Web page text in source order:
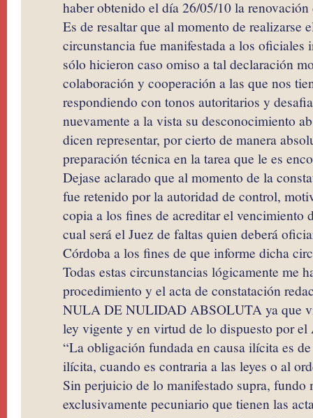
haber obtenido el día 26/05/10 la
Es de resaltar que al momento de realizarse
circunstancia fue manifestada a los oficiales
sólo hicieron caso omiso a tal declaración
colaboración y cooperación a las que nos
respondiendo con tonos autoritarios y
nuevamente a la vista su desconocimiento
dicen representar, por cierto de manera
preparación técnica en la tarea que le es
Dejase aclarado que al momento de la
fue retenido por la autoridad de control,
copia a los fines de acreditar el vencimiento
cual será el Juez de faltas quien deberá
Córdoba a los fines de que informe dicha
Todas estas circunstancias lógicamente me
procedimiento y el acta de constatación
NULA DE NULIDAD ABSOLUTA ya que
ley vigente y en virtud de lo dispuesto por
“La obligación fundada en causa ilícita es
ilícita, cuando es contraria a las leyes o al
Sin perjuicio de lo manifestado supra, fundo
exclusivamente pecuniario que tienen las